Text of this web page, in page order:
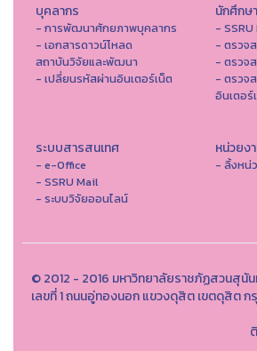
บุคลากร
- การพัฒนาศักยภาพบุคลากร
- เอกสารดาวน์โหลด
สถาบันวิจัยและพัฒนา
- เปลี่ยนรหัสผ่านอินเตอร์เน็ต
นักศึกษา
- SSRU
- ตรวจ
- ตรวจ
- ตรวจ
อินเตอร์
ระบบสารสนเทศ
- e-Office
- SSRU Mail
- ระบบวิจัยออนไลน์
หน่วยง
- ลิ้งหน่
© 2012 - 2016 มหาวิทยาลัยราชภัฏสวนสุนัน
เลขที่ 1 ถนนอู่ทองนอก แขวงดุสิต เขตดุสิต ก